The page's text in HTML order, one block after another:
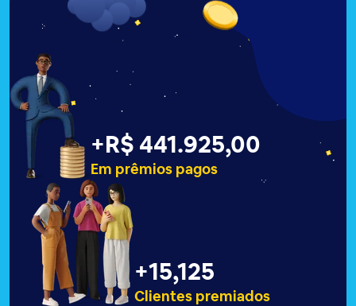
+R$ 441.927,00
Em prêmios pagos
+15,127
Clientes premiados